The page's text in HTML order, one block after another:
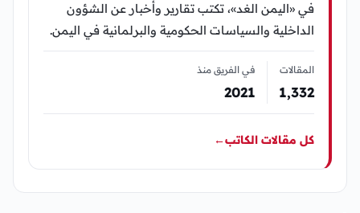
في «اليمن الغد»، تكتب تقارير وأخبار عن الشؤون
الداخلية والسياسات الحكومية والبرلمانية في اليمن.
المقالات
1٬332
في الفريق منذ
2021
كل مقالات الكاتب←